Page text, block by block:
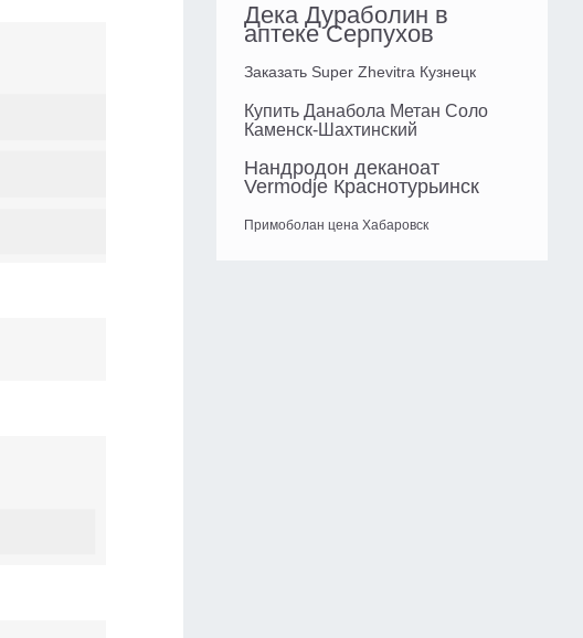
Дека Дураболин в
аптеке Серпухов
Заказать Super Zhevitra Кузнецк
Купить Данабола Метан Соло
Каменск-Шахтинский
Нандродон деканоат
Vermodje Краснотурьинск
Примоболан цена Хабаровск